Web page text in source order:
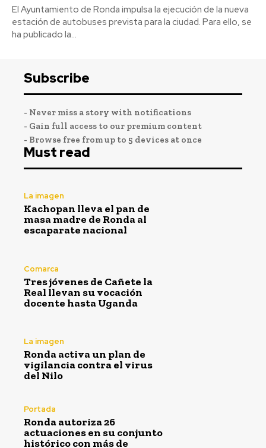
El Ayuntamiento de Ronda impulsa la ejecución de la nueva
estación de autobuses prevista para la ciudad. Para ello, se
ha publicado la...
Subscribe
- Never miss a story with notifications
- Gain full access to our premium content
- Browse free from up to 5 devices at once
Must read
La imagen
Kachopan lleva el pan de
masa madre de Ronda al
escaparate nacional
Comarca
Tres jóvenes de Cañete la
Real llevan su vocación
docente hasta Uganda
La imagen
Ronda activa un plan de
vigilancia contra el virus
del Nilo
Portada
Ronda autoriza 26
actuaciones en su conjunto
histórico con más de